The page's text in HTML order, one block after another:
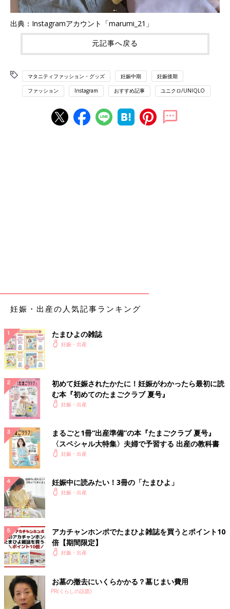
出典：Instagramアカウント「marumi_21」
元記事へ戻る
マタニティファッション・グッズ 妊娠中期 妊娠後期
ファッション Instagram おすすめ記事 ユニクロ/UNIQLO
妊娠・出産の人気記事ランキング
たまひよの雑誌
妊娠・出産
初めて妊娠されたかたに！妊娠がわかったら最初に読
む本『初めてのたまごクラブ 夏号』
妊娠・出産
まるごと1冊“出産準備”の本『たまごクラブ 夏号』
〈スペシャル大特集〉夫婦で予習する 出産の教科書
妊娠・出産
妊娠中に読みたい！3冊の「たまひよ」
妊娠・出産
アカチャンホンポでたまひよ雑誌を買うとポイント10
倍【期間限定】
妊娠・出産
お墓の撤去にいくらかかる？墓じまい費用
PR(くらしの話題)